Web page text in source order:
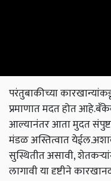
परंतुबाकीच्या
प्रमाणात मदत होत
आल्यानंतर आता मुदत
मंडळ अस्तित्वात
सुस्थितीत असावी,
लागावी या दृष्टीने